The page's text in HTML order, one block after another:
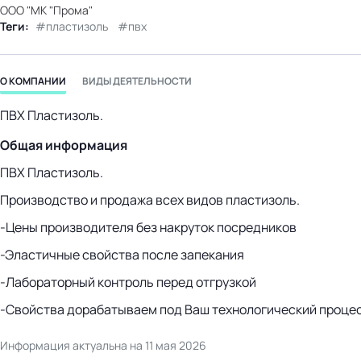
бизнес-центр
ООО "МК "Прома"
Теги:
пластизоль пвх
О КОМПАНИИ ВИДЫ ДЕЯТЕЛЬНОСТИ
ПВХ Пластизоль.
Общая информация
ПВХ Пластизоль.
Производство и продажа всех видов пластизоль.
-Цены производителя без накруток посредников
-Эластичные свойства после запекания
-Лабораторный контроль перед отгрузкой
-Свойства дорабатываем под Ваш технологический
Информация актуальна на 11 мая 2026